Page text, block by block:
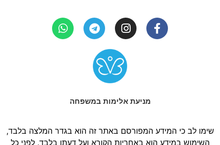
מניעת אלימות במשפחה
שימו לב כי המידע המפורסם באתר זה הוא בגדר המלצה בלבד,
השימוש במידע הוא באחריות הקורא ועל דעתו בלבד. לפני כל